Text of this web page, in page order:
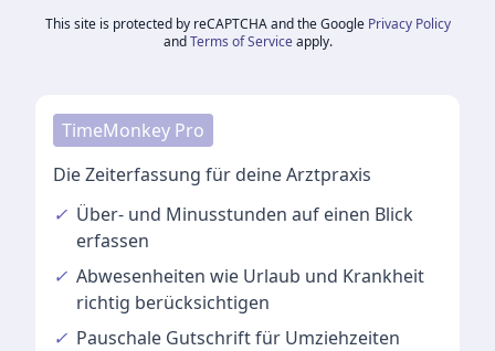
This site is protected by reCAPTCHA and the Google Privacy Policy
and Terms of Service apply.
TimeMonkey Pro
Die Zeiterfassung für deine Arztpraxis
✓ Über- und Minusstunden auf einen Blick
erfassen
✓ Abwesenheiten wie Urlaub und Krankheit
richtig berücksichtigen
✓ Pauschale Gutschriftfür Umziehzeiten